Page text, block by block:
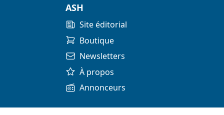
ASH
Site éditorial
Boutique
Newsletters
À propos
Annonceurs